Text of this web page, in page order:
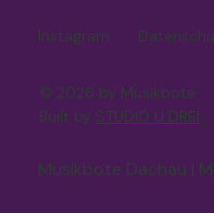
© 2026 by Musikbote
Built by STUDIO U DREI
Instagram
Musikbote Dachau |